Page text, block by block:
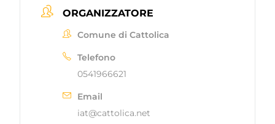
ORGANIZZATORE
Comune di Cattolica
Telefono
0541966621
Email
iat@cattolica.net